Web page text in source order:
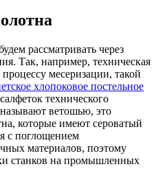
рассматривать через
Так, например, техническая
месеризации, такой
хлопоковое постельное
технического
ветошью, это
которые имеют сероватый
с поглощением
материалов, поэтому
станков на промышленных